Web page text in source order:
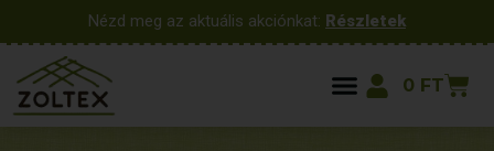
Nézd meg az aktuális akciónkat: Részletek
0 FT